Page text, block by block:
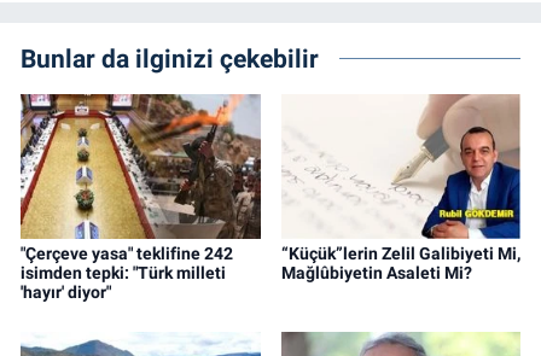
Bunlar da ilginizi çekebilir
"Çerçeve yasa" teklifine 242
isimden tepki: "Türk milleti
'hayır' diyor"
“Küçük”lerin Zelil Galibiyeti Mi,
Mağlûbiyetin Asaleti Mi?